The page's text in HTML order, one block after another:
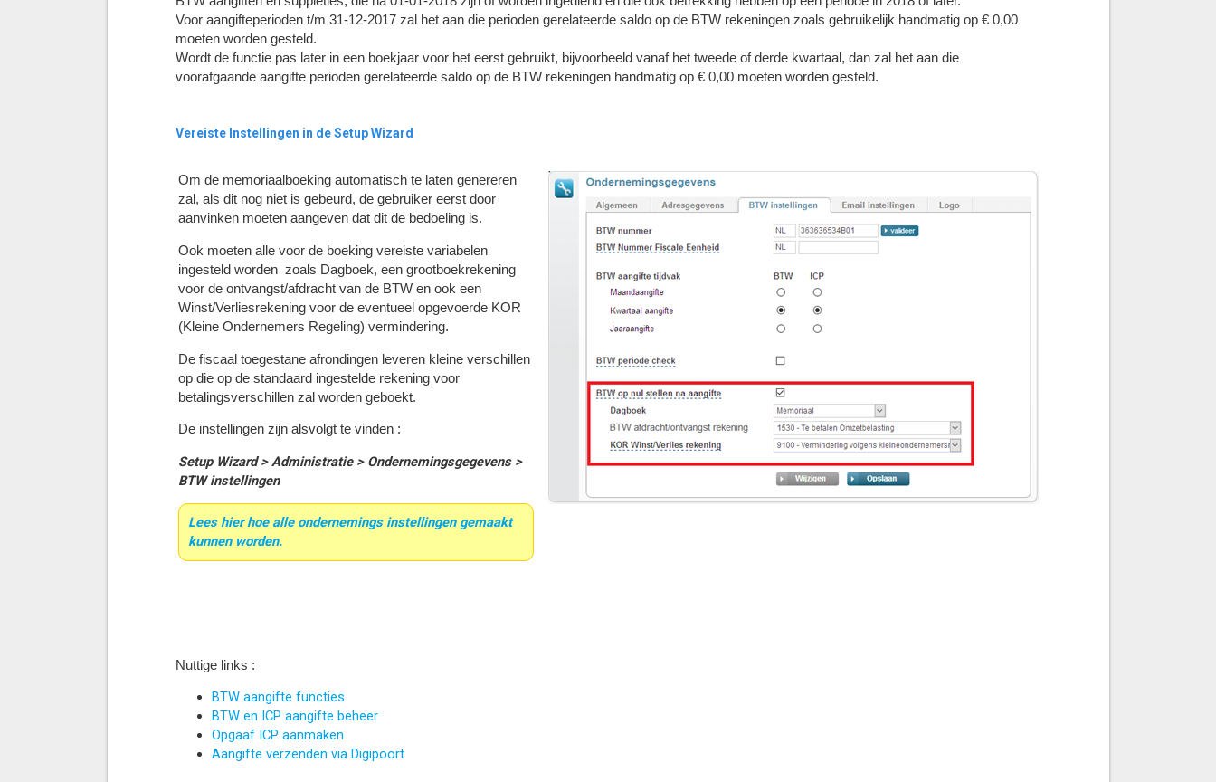
Voor aangifteperioden t/m 31-12-2017 zal het aan die perioden gerelateerde saldo op de BTW rekeningen zoals gebruikelijk handmatig op € 0,00
moeten worden gesteld.
Wordt de functie pas later in een boekjaar voor het eerst gebruikt, bijvoorbeeld vanaf het tweede of derde kwartaal, dan zal het aan die
voorafgaande aangifte perioden gerelateerde saldo op de BTW rekeningen handmatig op € 0,00 moeten worden gesteld.
Vereiste Instellingen in de Setup Wizard
Om de memoriaalboeking automatisch te laten genereren
zal, als dit nog niet is gebeurd, de gebruiker eerst door
aanvinken moeten aangeven dat dit de bedoeling is.
Ook moeten alle voor de boeking vereiste variabelen
ingesteld worden zoals Dagboek, een grootboekrekening
voor de ontvangst/afdracht van de BTW en ook een
Winst/Verliesrekening voor de eventueel opgevoerde KOR
(Kleine Ondernemers Regeling) vermindering.
De fiscaal toegestane afrondingen leveren kleine verschillen
op die op de standaard ingestelde rekening voor
betalingsverschillen zal worden geboekt.
De instellingen zijn alsvolgt te vinden :
Setup Wizard > Administratie > Ondernemingsgegevens >
BTW instellingen
Lees hier hoe alle ondernemings instellingen gemaakt
kunnen worden.
Nuttige links :
BTW aangifte functies
BTW en ICP aangifte beheer
Opgaaf ICP aanmaken
Aangifte verzenden via Digipoort